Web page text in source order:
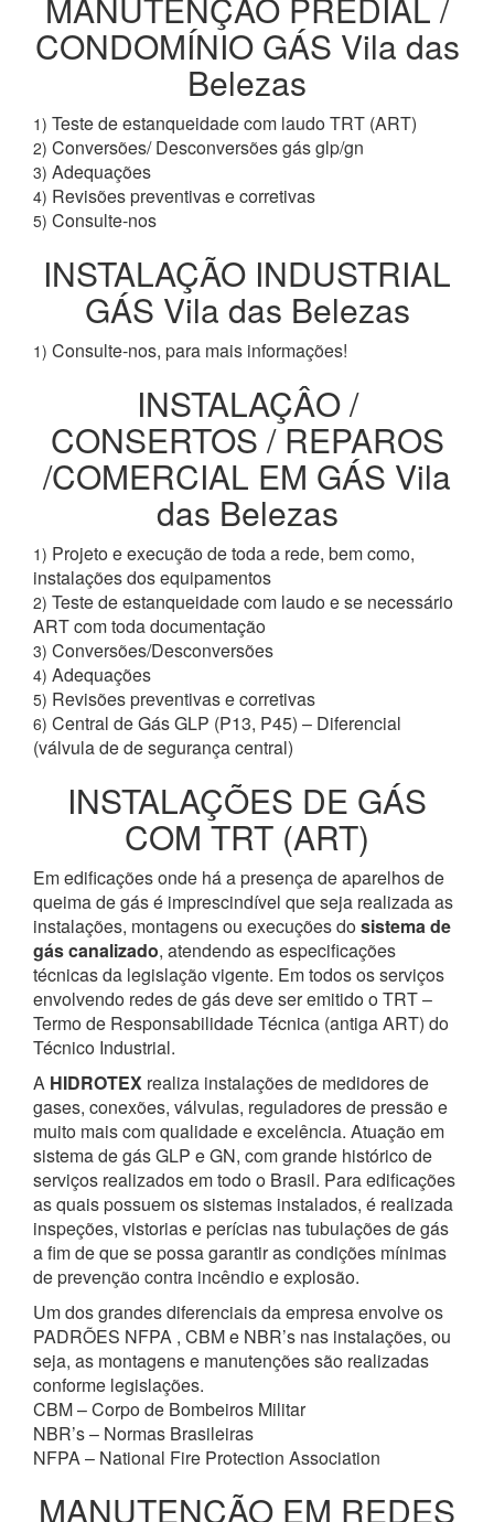
CONDOMÍNIO GÁS Vila das
Belezas
1) Teste de estanqueidade com laudo TRT (ART)
2) Conversões/ Desconversões gás glp/gn
3) Adequações
4) Revisões preventivas e corretivas
5) Consulte-nos
INSTALAÇÃO INDUSTRIAL
GÁS Vila das Belezas
1) Consulte-nos, para mais informações!
INSTALAÇÂO /
CONSERTOS / REPAROS
/COMERCIAL EM GÁS Vila
das Belezas
1) Projeto e execução de toda a rede, bem como,
instalações dos equipamentos
2) Teste de estanqueidade com laudo e se necessário
ART com toda documentação
3) Conversões/Desconversões
4) Adequações
5) Revisões preventivas e corretivas
6) Central de Gás GLP (P13, P45) – Diferencial
(válvula de de segurança central)
INSTALAÇÕES DE GÁS
COM TRT (ART)
Em edificações onde há a presença de aparelhos de
queima de gás é imprescindível que seja realizada as
instalações, montagens ou execuções dosistema de
gás canalizado, atendendo as especificações
técnicas da legislação vigente. Em todos os serviços
envolvendo redes de gás deve ser emitido o TRT –
Termo de Responsabilidade Técnica (antiga ART) do
Técnico Industrial.
A HIDROTEX realiza instalações de medidores de
gases, conexões, válvulas, reguladores de pressão e
muito mais com qualidade e excelência. Atuação em
sistema de gás GLP e GN, com grande histórico de
serviços realizados em todo o Brasil. Para edificações
as quais possuem os sistemas instalados, é realizada
inspeções, vistorias e perícias nas tubulações de gás
a fim de que se possa garantir as condições mínimas
de prevenção contra incêndio e explosão.
Um dos grandes diferenciais da empresa envolve os
PADRÕES NFPA , CBM e NBR’s nas instalações, ou
seja, as montagens e manutenções são realizadas
conforme legislações.
CBM – Corpo de Bombeiros Militar
NBR’s – Normas Brasileiras
NFPA – National Fire Protection Association
MANUTENÇÃO EM REDES